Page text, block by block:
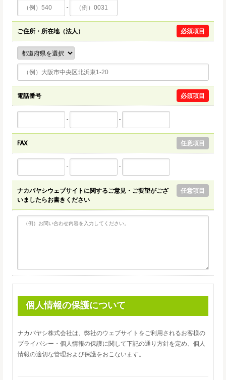
-
ご住所・所在地（法人） 必須項目
電話番号 必須項目
- -
FAX 任意項目
- -
ナカバヤシウェブサイトに関するご意見・ご要望がござ
いましたらお書きください
任意項目
個人情報の保護について
ナカバヤシ株式会社は、弊社のウェブサイトをご利用されるお客様の
プライバシー・個人情報の保護に関して下記の通り方針を定め、個人
情報の適切な管理および保護をおこないます。